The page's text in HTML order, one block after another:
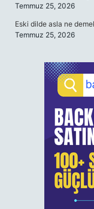
Temmuz 25, 2026
Eski dilde asla ne
Temmuz 25, 2026